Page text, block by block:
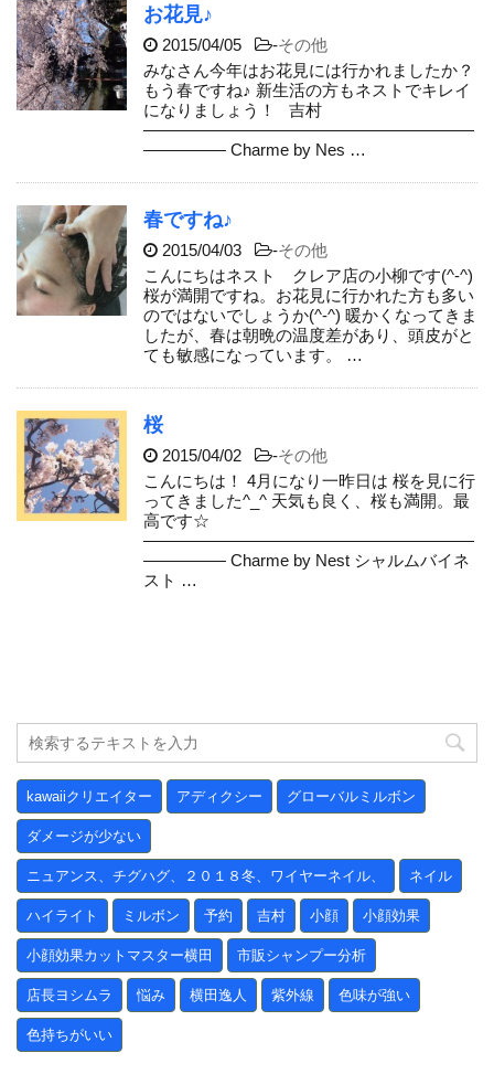
お花見♪
2015/04/05 -その他
みなさん今年はお花見には行かれましたか？
もう春ですね♪ 新生活の方もネストでキレイ
になりましょう！ 吉村
————————————————————
————— Charme by Nes …
春ですね♪
2015/04/03 -その他
こんにちはネスト クレア店の小柳です(^-^)
桜が満開ですね。お花見に行かれた方も多い
のではないでしょうか(^-^) 暖かくなってきま
したが、春は朝晩の温度差があり、頭皮がと
ても敏感になっています。 …
桜
2015/04/02 -その他
こんにちは！ 4月になり一昨日は 桜を見に行
ってきました^_^ 天気も良く、桜も満開。最
高です☆
————————————————————
————— Charme by Nest シャルムバイネ
スト …
kawaiiクリエイター アディクシー グローバルミルボン
ダメージが少ない
ニュアンス、チグハグ、２０１８冬、ワイヤーネイル、 ネイル
ハイライト ミルボン 予約 吉村 小顔 小顔効果
小顔効果カットマスター横田 市販シャンプー分析
店長ヨシムラ 悩み 横田逸人 紫外線 色味が強い
色持ちがいい